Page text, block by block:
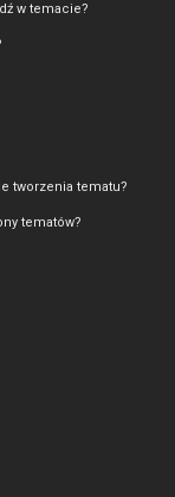
w temacie?
tworzenia tematu?
tematów?